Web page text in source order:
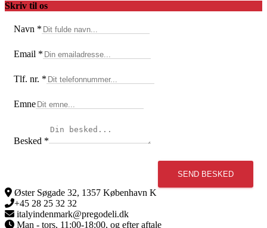
Skriv til os
Navn *
Email *
Tlf. nr. *
Emne
Besked *
SEND BESKED
Øster Søgade 32, 1357 København K
+45 28 25 32 32
italyindenmark@pregodeli.dk
Man - tors, 11:00-18:00, og efter aftale